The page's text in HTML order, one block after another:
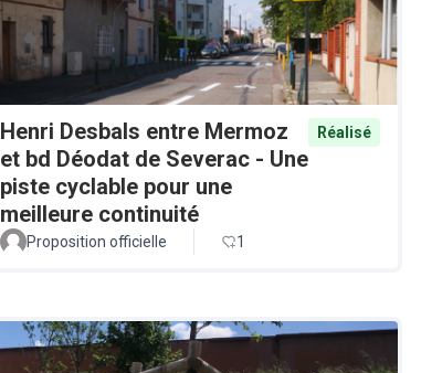
Henri Desbals entre Mermoz
et bd Déodat de Severac - Une
piste cyclable pour une
meilleure continuité
Réalisé
Proposition officielle 1